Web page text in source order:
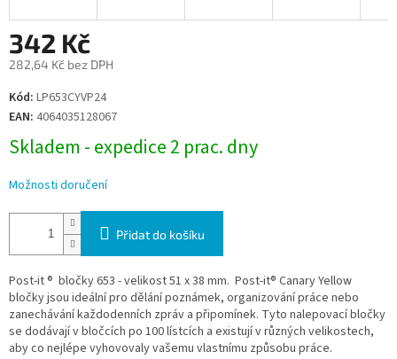
342 Kč
282,64 Kč bez DPH
Měrná
cena:
Kód: LP653CYVP24
EAN: 4064035128067
Skladem - expedice 2 prac. dny
Možnosti doručení
Přidat do košíku
Post-it ® bločky 653 - velikost 51 x 38 mm. Post-it® Canary Yellow
bločky jsou ideální pro dělání poznámek, organizování práce nebo
zanechávání každodenních zpráv a připomínek. Tyto nalepovací bločky
se dodávají v bločcích po 100 lístcích a existují v různých velikostech,
aby co nejlépe vyhovovaly vašemu vlastnímu způsobu práce.